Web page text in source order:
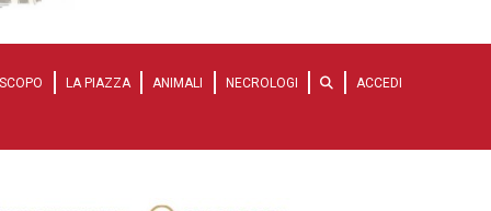
LA PIAZZA ANIMALI NECROLOGI ACCEDI